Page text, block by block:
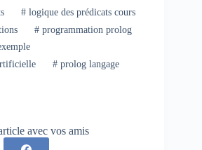
#logique des prédicats cours
#programmation prolog
#prolog langage
avec vos amis